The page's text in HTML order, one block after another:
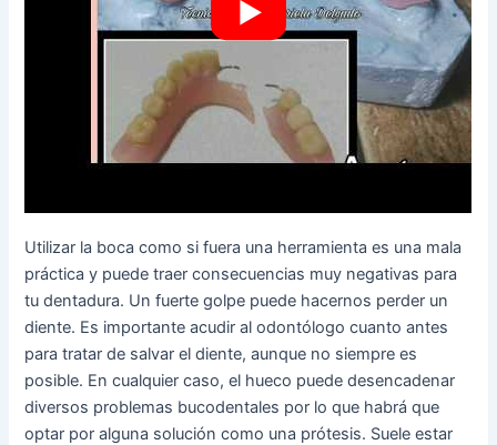
Utilizar la boca como si fuera una herramienta es una mala
práctica y puede traer consecuencias muy negativas para
tu dentadura. Un fuerte golpe puede hacernos perder un
diente. Es importante acudir al odontólogo cuanto antes
para tratar de salvar el diente, aunque no siempre es
posible. En cualquier caso, el hueco puede desencadenar
diversos problemas bucodentales por lo que habrá que
optar por alguna solución como una prótesis. Suele estar